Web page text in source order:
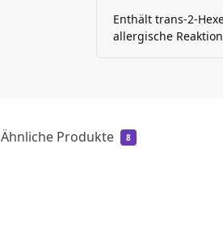
Enthält trans-2-
allergische
Ähnliche Produkte 8